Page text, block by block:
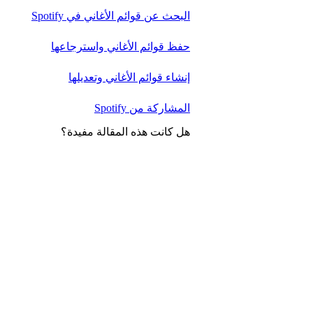
البحث عن قوائم الأغاني في Spotify
حفظ قوائم الأغاني واسترجاعها
إنشاء قوائم الأغاني وتعديلها
المشاركة من Spotify
هل كانت هذه المقالة مفيدة؟